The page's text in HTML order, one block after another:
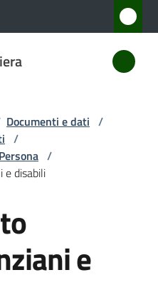
Documenti e dati /
/
/
e disabili
e